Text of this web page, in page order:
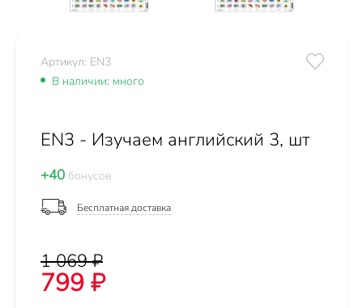
Артикул: EN3
В наличии: много
EN3 - Изучаем английский 3, шт
+40 бонусов
Бесплатная доставка
1 069 ₽
799 ₽